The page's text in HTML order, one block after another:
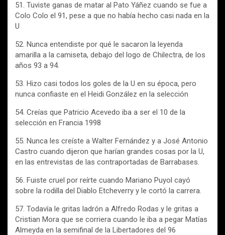
51. Tuviste ganas de matar al Pato Yáñez cuando se fue a
Colo Colo el 91, pese a que no había hecho casi nada en la
U
52. Nunca entendiste por qué le sacaron la leyenda
amarilla a la camiseta, debajo del logo de Chilectra, de los
años 93 a 94.
53. Hizo casi todos los goles de la U en su época, pero
nunca confiaste en el Heidi González en la selección
54. Creías que Patricio Acevedo iba a ser el 10 de la
selección en Francia 1998
55. Nunca les creíste a Walter Fernández y a José Antonio
Castro cuando dijeron que harían grandes cosas por la U,
en las entrevistas de las contraportadas de Barrabases.
56. Fuiste cruel por reírte cuando Mariano Puyol cayó
sobre la rodilla del Diablo Etcheverry y le cortó la carrera.
57. Todavía le gritas ladrón a Alfredo Rodas y le gritas a
Cristian Mora que se corriera cuando le iba a pegar Matías
Almeyda en la semifinal de la Libertadores del 96